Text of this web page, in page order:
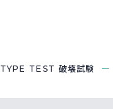
TYPE TEST 破壊試験